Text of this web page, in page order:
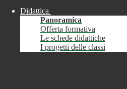
Chiudi
Informazione
Didattica
Panoramica
Offerta formativa
Le schede didattiche
I progetti delle classi